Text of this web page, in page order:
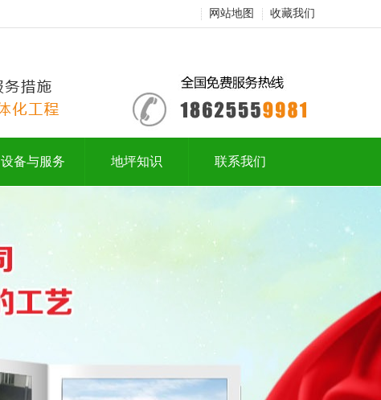
网站地图 收藏我们
设备与服务 地坪知识 联系我们